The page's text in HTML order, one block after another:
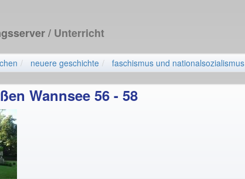
/ Unterricht
neuere geschichte faschismus und nationalsozialismus
Wannsee 56 - 58